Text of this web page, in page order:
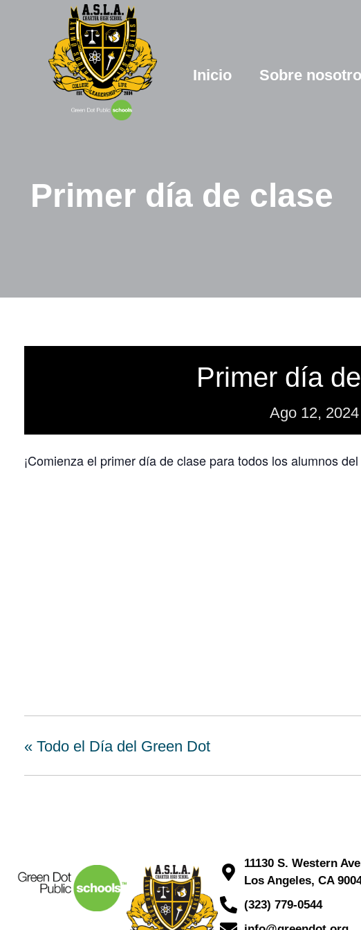
Inicio Sobre
Primer día de clase
Primer día
Ago 12, 2024
¡Comienza el primer día de clase para todos los alumnos
« Todo el Día del Green Dot
11130 S. Western
Los Angeles, CA
(323) 779-0544